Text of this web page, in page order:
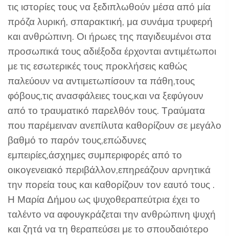
τις ιστορίες τους να ξεδιπλωθούν μέσα από μία
πρόζα λυρική, σπαρακτική, μα συνάμα τρυφερή
και ανθρώπινη. Οι ήρωες της παγιδευμένοι στα
προσωπικά τους αδιέξοδα έρχονται αντιμέτωποι
με τις εσωτερικές τους προκλήσεις καθώς
παλεύουν να αντιμετωπίσουν τα πάθη,τους
φόβους,τις ανασφάλειες τους,και να ξεφύγουν
από το τραυματικό παρελθόν τους. Τραύματα
που παρέμειναν ανεπίλυτα καθορίζουν σε μεγάλο
βαθμό το παρόν τους,επώδυνες
εμπειρίες,άσχημες συμπεριφορές από το
οικογενειακό περιβάλλον,επηρεάζουν αρνητικά
την πορεία τους και καθορίζουν τον εαυτό τους .
Η Μαρία Δήμου ως ψυχοθεραπεύτρια έχει το
ταλέντο να αφουγκράζεται την ανθρώπινη ψυχή
και ζητά να τη θεραπεύσει με το σπουδαιότερο